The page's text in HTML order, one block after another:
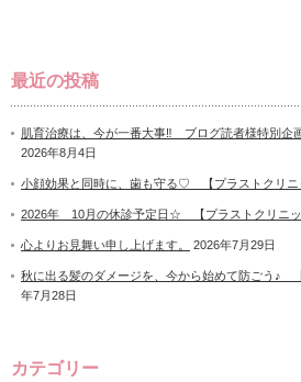
最近の投稿
肌育治療は、今が一番大事‼ ブログ読者様特別企
2026年8月4日
小顔効果と同時に、歯も守る♡ 【プラストクリニ
2026年 10月の休診予定日☆ 【プラストクリニッ
心よりお見舞い申し上げます。 2026年7月29日
秋に出る髪のダメージを、今から始めて防ごう♪
年7月28日
カテゴリー